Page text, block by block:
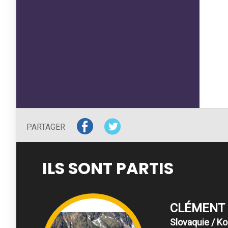
PARTAGER
ILS SONT PARTIS
CLÉMENT
Slovaquie /